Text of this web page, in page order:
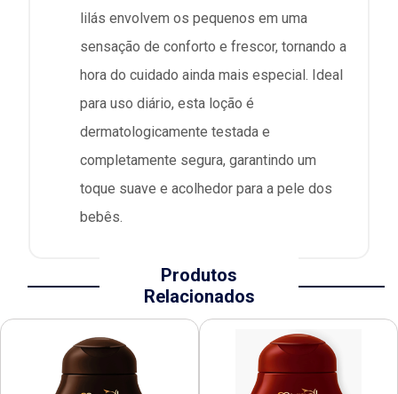
lilás envolvem os pequenos em uma
sensação de conforto e frescor, tornando a
hora do cuidado ainda mais especial. Ideal
para uso diário, esta loção é
dermatologicamente testada e
completamente segura, garantindo um
toque suave e acolhedor para a pele dos
bebês.
Produtos
Relacionados